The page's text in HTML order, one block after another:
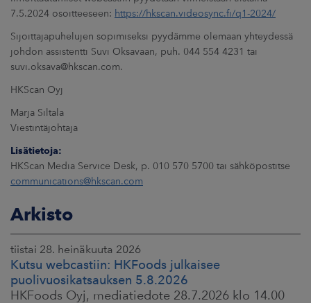
7.5.2024 osoitteeseen: https://hkscan.videosync.fi/q1-2024/
Sijoittajapuhelujen sopimiseksi pyydämme olemaan yhteydessä
johdon assistentti Suvi Oksavaan, puh. 044 554 4231 tai
suvi.oksava@hkscan.com.
HKScan Oyj
Marja Siltala
Viestintäjohtaja
Lisätietoja:
HKScan Media Service Desk, p. 010 570 5700 tai sähköpostitse
communications@hkscan.com
Arkisto
tiistai 28. heinäkuuta 2026
Kutsu webcastiin: HKFoods julkaisee
puolivuosikatsauksen 5.8.2026
HKFoods Oyj, mediatiedote 28.7.2026 klo 14.00